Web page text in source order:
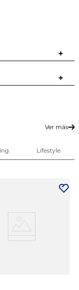
+
+
Ver más
Lifestyle